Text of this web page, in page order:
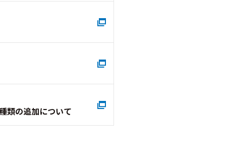
類の追加について